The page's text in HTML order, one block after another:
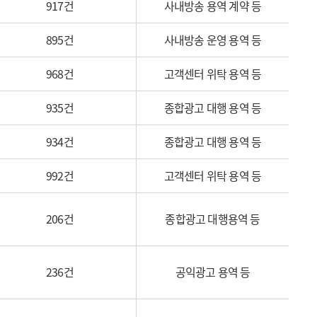
917건
사내방송 용역 계약 등
895건
사내방송 운영 용역 등
968건
고객센터 위탁 용역 등
935건
종합광고 대행 용역 등
934건
종합광고 대행 용역 등
992건
고객센터 위탁 용역 등
206건 종합광고 대행용역 등
236건 공익광고 용역 등